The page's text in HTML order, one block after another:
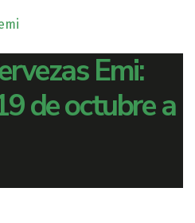
Emi:
de octubre a